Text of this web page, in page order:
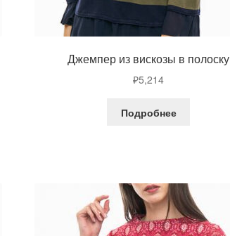
Джемпер из вискозы в полоску
₽5,214
Подробнее